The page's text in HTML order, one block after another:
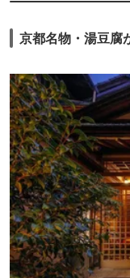
京都名物・湯豆腐